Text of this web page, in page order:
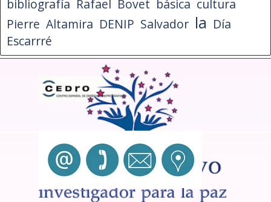
bibliografía Rafael Bovet básica cultura
Pierre Altamira DENIP Salvador la Día
Escarrré